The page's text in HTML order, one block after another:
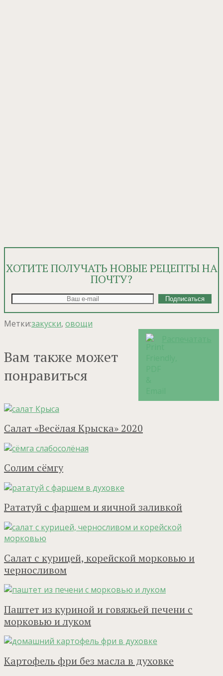
ХОТИТЕ ПОЛУЧАТЬ НОВЫЕ РЕЦЕПТЫ НА
ПОЧТУ?
Метки:закуски, овощи
Вам также может
понравиться
Салат «Весёлая Крыска» 2020
Солим сёмгу
Рататуй с фаршем и яичной заливкой
Салат с курицей, корейской морковью и
черносливом
Паштет из куриной и говяжьей печени с
морковью и луком
Картофель фри без масла в духовке